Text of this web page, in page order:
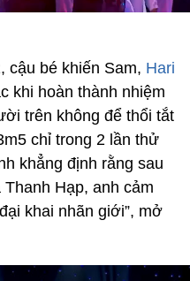
cậu bé khiến Sam, Hari
khi hoàn thành nhiệm
trên không để thổi tắt
chỉ trong 2 lần thử
khẳng định rằng sau
Hạp, anh cảm
khai nhãn giới”, mở